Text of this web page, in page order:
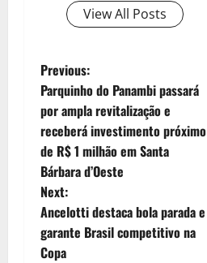
View All Posts
Previous:
Parquinho do Panambi passará
por ampla revitalização e
receberá investimento próximo
de R$ 1 milhão em Santa
Bárbara d’Oeste
Next:
Ancelotti destaca bola parada e
garante Brasil competitivo na
Copa